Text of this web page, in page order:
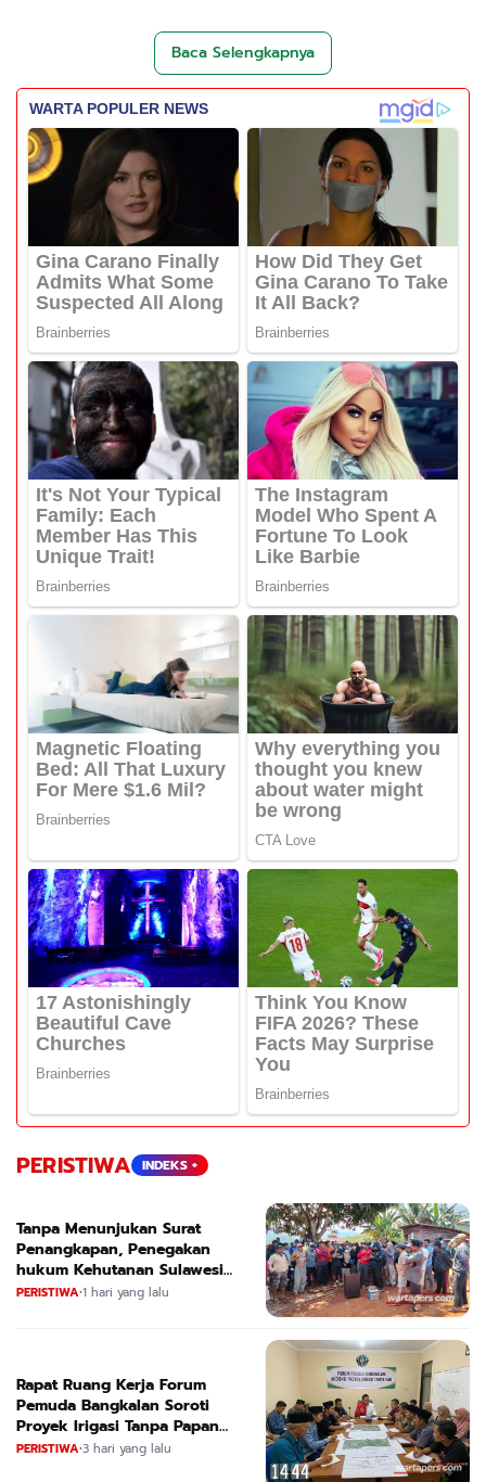
Baca Selengkapnya
PERISTIWA INDEKS +
Tanpa Menunjukan Surat
Penangkapan, Penegakan
hukum Kehutanan Sulawesi
Selatan Culik Petani Ladah Di
PERISTIWA•1 hari yang lalu
Rapat Ruang Kerja Forum
Pemuda Bangkalan Soroti
Proyek Irigasi Tanpa Papan
Nama
PERISTIWA•3 hari yang lalu